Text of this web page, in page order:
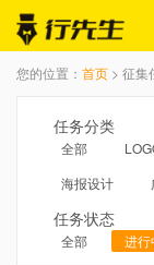
您的位置： 首页 > 征集
任务分类
全部
海报设计
任务状态
全部 进行